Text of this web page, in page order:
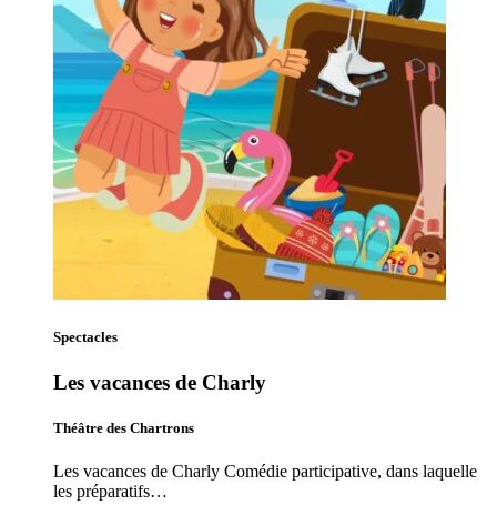
Spectacles
Les vacances de Charly
Théâtre des Chartrons
Les vacances de Charly Comédie participative, dans laquelle
les préparatifs…